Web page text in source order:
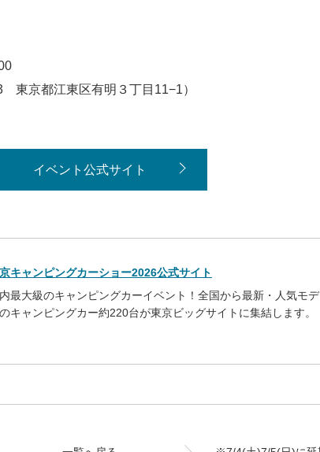
京都江東区有明３丁目11−1）
イベント公式サイト
キャンピングカーショー2026公式サイト
最大級のキャンピングカーイベント！全国から最新・人気モデ
キャンピングカー約220台が東京ビッグサイトに集結します。